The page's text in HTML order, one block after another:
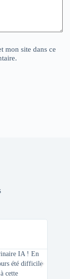
mon site dans ce
IA ! En
été difficile
cette